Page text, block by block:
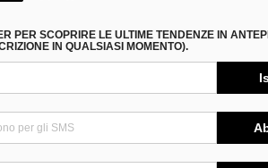
PER SCOPRIRE LE ULTIME TENDENZE IN
IN QUALSIASI MOMENTO).